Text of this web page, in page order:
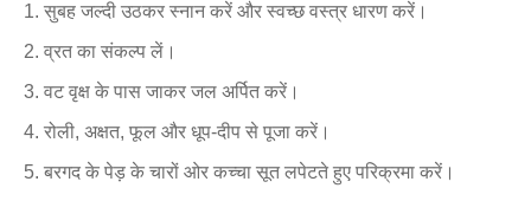
सुबह जल्दी उठकर स्नान करें और स्वच्छ वस्त्र धारण करें।
व्रत का संकल्प लें।
वट वृक्ष के पास जाकर जल अर्पित करें।
रोली, अक्षत, फूल और धूप-दीप से पूजा करें।
बरगद के पेड़ के चारों ओर कच्चा सूत लपेटते हुए परिक्रमा करें।